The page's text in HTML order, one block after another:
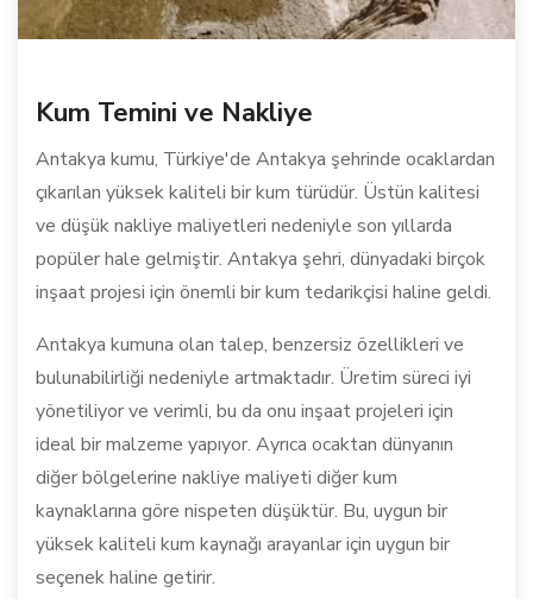
Kum Temini ve Nakliye
Antakya kumu, Türkiye'de Antakya şehrinde ocaklardan
çıkarılan yüksek kaliteli bir kum türüdür. Üstün kalitesi
ve düşük nakliye maliyetleri nedeniyle son yıllarda
popüler hale gelmiştir. Antakya şehri, dünyadaki birçok
inşaat projesi için önemli bir kum tedarikçisi haline geldi.
Antakya kumuna olan talep, benzersiz özellikleri ve
bulunabilirliği nedeniyle artmaktadır. Üretim süreci iyi
yönetiliyor ve verimli, bu da onu inşaat projeleri için
ideal bir malzeme yapıyor. Ayrıca ocaktan dünyanın
diğer bölgelerine nakliye maliyeti diğer kum
kaynaklarına göre nispeten düşüktür. Bu, uygun bir
yüksek kaliteli kum kaynağı arayanlar için uygun bir
seçenek haline getirir.